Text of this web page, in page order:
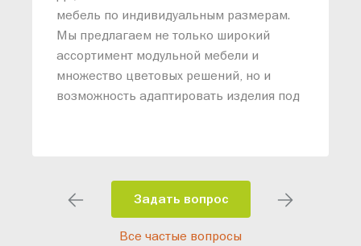
мебель по индивидуальным размерам.
Мы предлагаем не только широкий
ассортимент модульной мебели и
множество цветовых решений, но и
возможность адаптировать изделия под
помещения и личные пожелания.
Благодаря современному
высокотехнологичному оборудованию
Задать вопрос
Все частые вопросы